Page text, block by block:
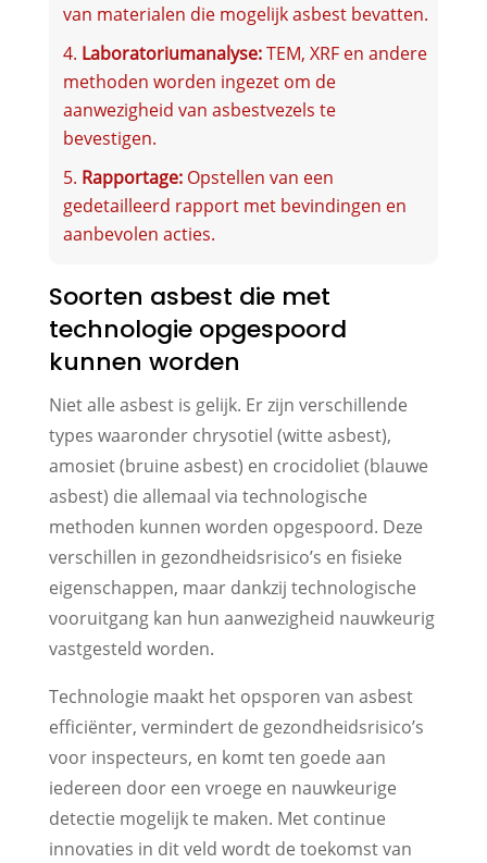
van materialen die mogelijk asbest bevatten.
Laboratoriumanalyse:TEM, XRF en andere
methoden worden ingezet om de
aanwezigheid van asbestvezels te
bevestigen.
Rapportage:Opstellen van een
gedetailleerd rapport met bevindingen en
aanbevolen acties.
Soorten asbest die met
technologie opgespoord
kunnen worden
Niet alle asbest is gelijk. Er zijn verschillende
types waaronder chrysotiel (witte asbest),
amosiet (bruine asbest) en crocidoliet (blauwe
asbest) die allemaal via technologische
methoden kunnen worden opgespoord. Deze
verschillen in gezondheidsrisico’s en fisieke
eigenschappen, maar dankzij technologische
vooruitgang kan hun aanwezigheid nauwkeurig
vastgesteld worden.
Technologie maakt het opsporen van asbest
efficiënter, vermindert de gezondheidsrisico’s
voor inspecteurs, en komt ten goede aan
iedereen door een vroege en nauwkeurige
detectie mogelijk te maken. Met continue
innovaties in dit veld wordt de toekomst van